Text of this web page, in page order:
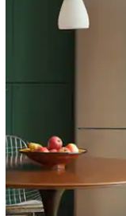
las teclas de